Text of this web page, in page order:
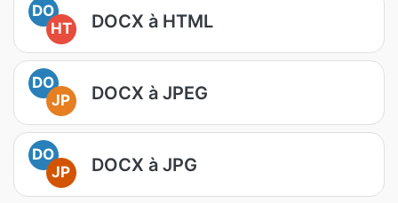
DO
HT
DOCX à HTML
DO
JP
DOCX à JPEG
DO
JP
DOCX à JPG